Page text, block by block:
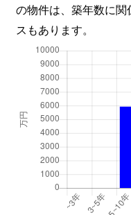
の物件は、築年数に
スもあります。